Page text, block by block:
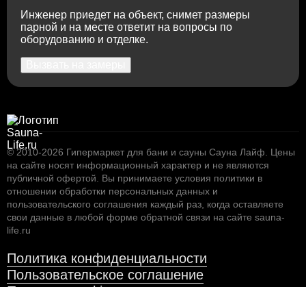
Инженер приедет на объект, снимет размеры
парной и на месте ответит на вопросы по
оборудованию и отделке.
© 2010-2026 Гипермаркет для бани и сауны Сауна Лайф
Цены
на сайте носят информационный характер и не являются
публичной офертой. Вы принимаете условия политики в
отношении обработки персональных данных и
пользовательского соглашения каждый раз, когда оставляете
свои данные в любой форме обратной связи на сайте sauna-
life.ru
Политика конфиденциальности
Пользовательское соглашение